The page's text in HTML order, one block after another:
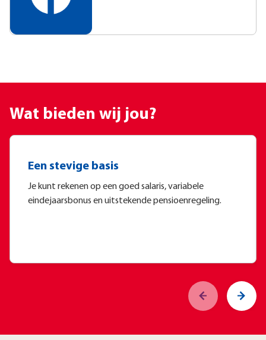
Wat bieden wij jou?
Een stevige basis
Je kunt rekenen op een goed salaris, variabele
eindejaarsbonus en uitstekende pensioenregeling.